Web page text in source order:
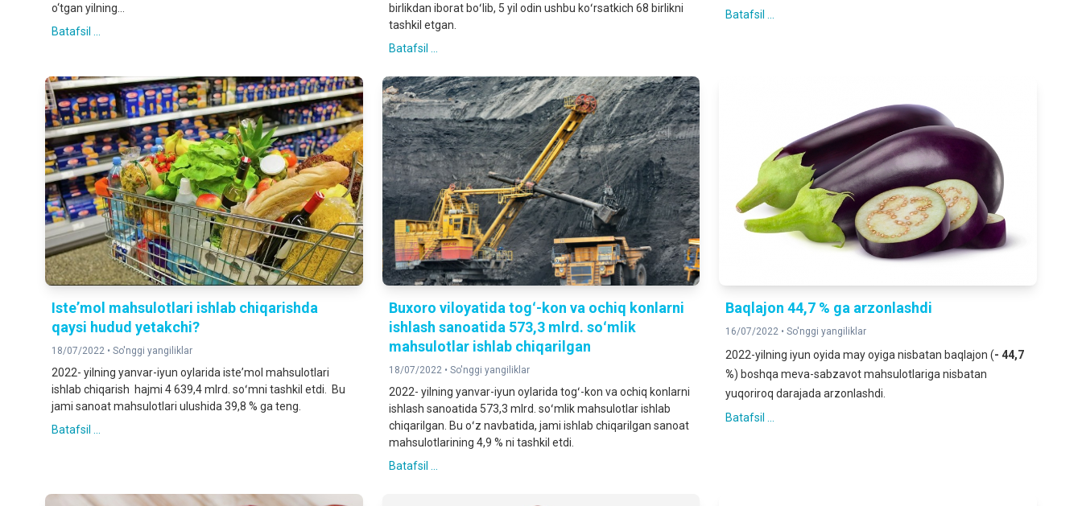
o‘tgan yilning...
Batafsil ...
birlikdan iborat boʻlib, 5 yil odin ushbu koʻrsatkich 68 birlikni
tashkil etgan.
Batafsil ...
Batafsil ...
Isteʼmol mahsulotlari ishlab chiqarishda
qaysi hudud yetakchi?
18/07/2022 • So'nggi yangiliklar
2022- yilning yanvar-iyun oylarida isteʼmol mahsulotlari
ishlab chiqarish hajmi 4 639,4 mlrd. soʻmni tashkil etdi. Bu
jami sanoat mahsulotlari ulushida 39,8 % ga teng.
Batafsil ...
Buxoro viloyatida togʻ-kon va ochiq konlarni
ishlash sanoatida 573,3 mlrd. soʻmlik
mahsulotlar ishlab chiqarilgan
18/07/2022 • So'nggi yangiliklar
2022- yilning yanvar-iyun oylarida togʻ-kon va ochiq konlarni
ishlash sanoatida 573,3 mlrd. soʻmlik mahsulotlar ishlab
chiqarilgan. Bu oʻz navbatida, jami ishlab chiqarilgan sanoat
mahsulotlarining 4,9 % ni tashkil etdi.
Batafsil ...
Baqlajon 44,7 % ga arzonlashdi
16/07/2022 •So'nggi yangiliklar
2022-yilning iyun oyida may oyiga nisbatan baqlajon (- 44,7
%) boshqa meva-sabzavot mahsulotlariga nisbatan
yuqoriroq darajada arzonlashdi.
Batafsil ...